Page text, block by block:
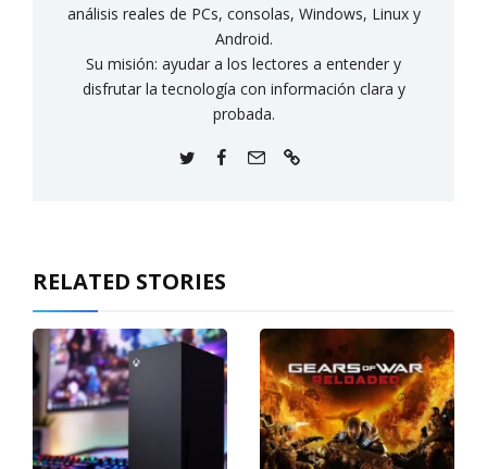
análisis reales de PCs, consolas, Windows, Linux y
Android.
Su misión: ayudar a los lectores a entender y
disfrutar la tecnología con información clara y
probada.
RELATED STORIES